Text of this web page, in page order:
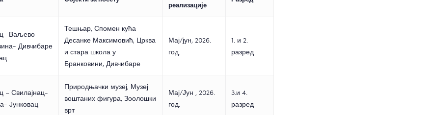
реализације
Ваљево-
Дивчибаре
Тешњар, Спомен кућа
Десанке Максимовић, Црква
и стара школа у
Бранковини, Дивчибаре
Мај/јун, 2026.
год.
1. и 2.
разред
– Свилајнац-
Јунковац
Природњачки музеј, Музеј
воштаних фигура, Зоолошки
врт
Мај/Јун , 2026.
год.
3.и 4.
разред